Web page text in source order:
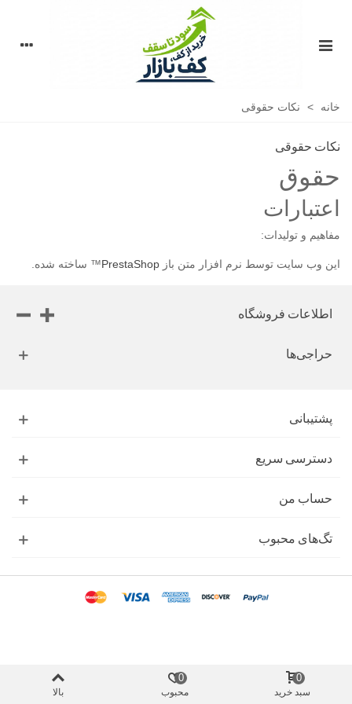
خانه > نکات حقوقی
نکات حقوقی
حقوق
اعتبارات
مفاهیم و تولیدات:
این وب سایت توسط نرم افزار متن باز PrestaShop™ ساخته شده.
اطلاعات فروشگاه
حراجی‌ها
پشتیبانی
دسترسی سریع
حساب من
تگ‌های محبوب
سبد خرید
0
محبوب
0
بالا